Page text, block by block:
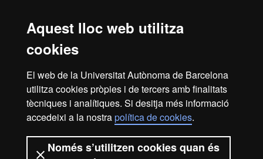
Aquest lloc web utilitza
cookies
El web de la Universitat Autònoma de Barcelona
utilitza cookies pròpies i de tercers amb finalitats
tècniques i analítiques. Si desitja més informació
accedeixi a la nostrapolítica de cookies.
Només s’utilitzen cookies quan és
corresponent traducció al català, al castellà o a l'anglès,
efectuada per un traductor jurat, per qualsevol
representació diplomàtica o consular de l'Estat espanyol
consular a Espanya del país del qual és nacional la
persona sol·licitant.
Avís legal Protecció de dades Sobre el web